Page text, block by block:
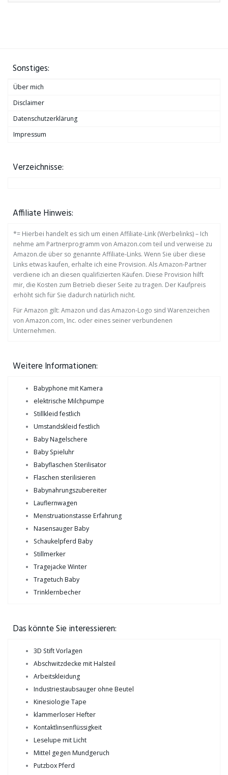
Sonstiges:
Über mich
Disclaimer
Datenschutzerklärung
Impressum
Verzeichnisse:
Affiliate Hinweis:
*= Hierbei handelt es sich um einen Affiliate-Link (Werbelinks) – Ich
nehme am Partnerprogramm von Amazon.com teil und verweise zu
Amazon.de über so genannte Affiliate-Links. Wenn Sie über diese
Links etwas kaufen, erhalte ich eine Provision. Als Amazon-Partner
verdiene ich an diesen qualifizierten Käufen. Diese Provision hilft
mir, die Kosten zum Betrieb dieser Seite zu tragen. Der Kaufpreis
erhöht sich für Sie dadurch natürlich nicht.
Für Amazon gilt: Amazon und das Amazon-Logo sind Warenzeichen
von Amazon.com, Inc. oder eines seiner verbundenen
Unternehmen.
Weitere Informationen:
Babyphone mit Kamera
elektrische Milchpumpe
Stillkleid festlich
Umstandskleid festlich
Baby Nagelschere
Baby Spieluhr
Babyflaschen Sterilisator
Flaschen sterilisieren
Babynahrungszubereiter
Lauflernwagen
Menstruationstasse Erfahrung
Nasensauger Baby
Schaukelpferd Baby
Stillmerker
Tragejacke Winter
Tragetuch Baby
Trinklernbecher
Das könnte Sie interessieren:
3D Stift Vorlagen
Abschwitzdecke mit Halsteil
Arbeitskleidung
Industriestaubsauger ohne Beutel
Kinesiologie Tape
klammerloser Hefter
Kontaktlinsenflüssigkeit
Leselupe mit Licht
Mittel gegen Mundgeruch
Putzbox Pferd